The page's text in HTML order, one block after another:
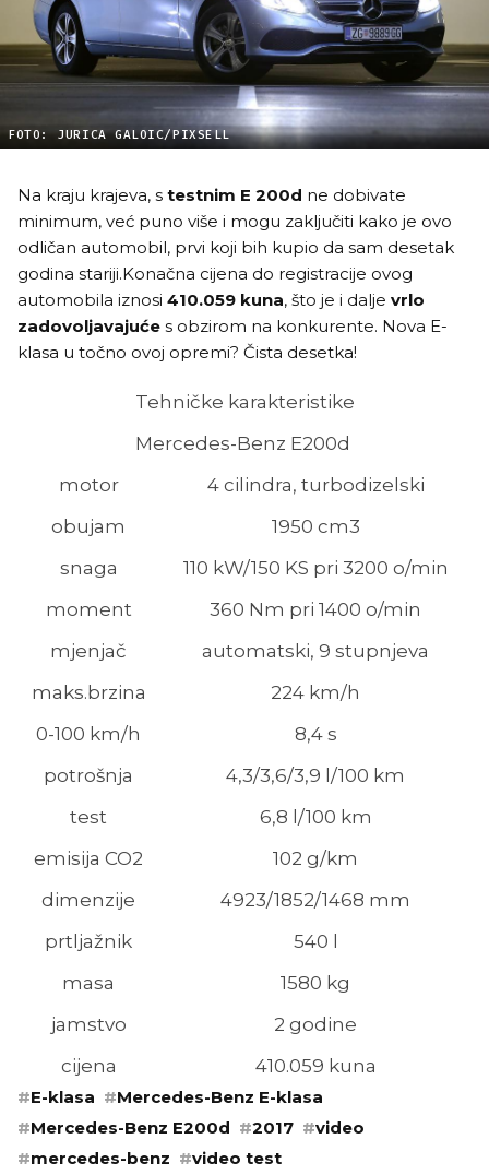
FOTO: JURICA GALOIC/PIXSELL
Na kraju krajeva, s testnim E 200d ne dobivate
minimum, već puno više i mogu zaključiti kako je ovo
odličan automobil, prvi koji bih kupio da sam desetak
godina stariji.Konačna cijena do registracije ovog
automobila iznosi 410.059 kuna, što je i dalje vrlo
zadovoljavajuće s obzirom na konkurente. Nova E-
klasa u točno ovoj opremi? Čista desetka!
Tehničke karakteristike
Mercedes-Benz E200d
motor
4 cilindra, turbodizelski
obujam
1950 cm3
snaga
110 kW/150 KS pri 3200 o/min
moment
360 Nm pri 1400 o/min
mjenjač
automatski, 9 stupnjeva
maks.brzina
224 km/h
0-100 km/h
8,4 s
potrošnja
4,3/3,6/3,9 l/100 km
test
6,8 l/100 km
emisija CO2
102 g/km
dimenzije
4923/1852/1468 mm
prtljažnik
540 l
masa
1580 kg
jamstvo
2 godine
cijena
410.059 kuna
#E-klasa #Mercedes-Benz E-klasa
#Mercedes-Benz E200d #2017 #video
#mercedes-benz #video test